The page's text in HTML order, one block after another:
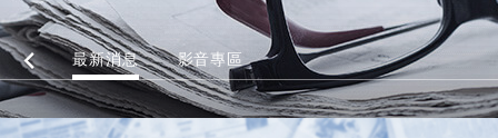
最新消息 影音專區